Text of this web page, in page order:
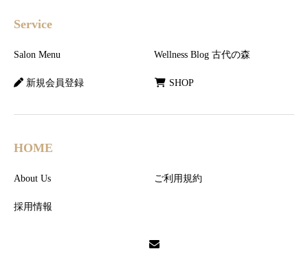
Service
Salon Menu Wellness Blog 古代の森
新規会員登録 SHOP
HOME
About Us ご利用規約
採用情報